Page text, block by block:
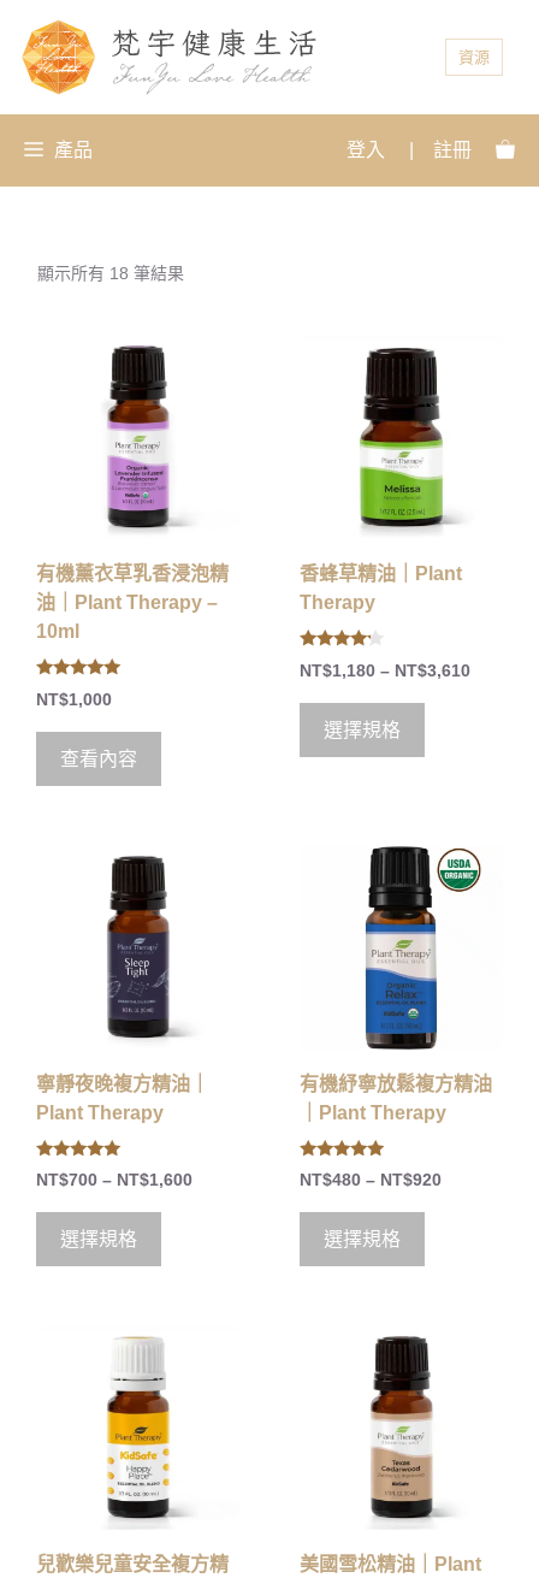
資源
產品 登入 註冊
顯示所有 18 筆結果
有機薰衣草乳香浸泡精
油｜Plant Therapy –
10ml
4.83
out of 5
NT$1,000
查看內容
香蜂草精油｜Plant
Therapy
4.00
out of 5
NT$1,180 – NT$3,610
選擇規格
寧靜夜晚複方精油｜
Plant Therapy
5.00
out of 5
NT$700 – NT$1,600
選擇規格
有機紓寧放鬆複方精油
｜Plant Therapy
5.00
out of 5
NT$480 – NT$920
選擇規格
兒歡樂兒童安全複方精
美國雪松精油｜Plant